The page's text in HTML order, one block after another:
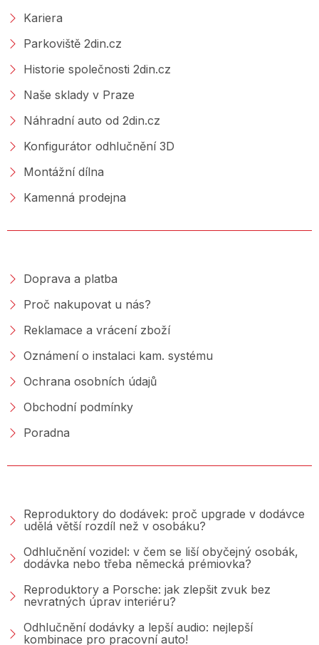
Kariera
Parkoviště 2din.cz
Historie společnosti 2din.cz
Naše sklady v Praze
Náhradní auto od 2din.cz
Konfigurátor odhlučnění 3D
Montážní dílna
Kamenná prodejna
Doprava a platba
Proč nakupovat u nás?
Reklamace a vrácení zboží
Oznámení o instalaci kam. systému
Ochrana osobních údajů
Obchodní podmínky
Poradna
Reproduktory do dodávek: proč upgrade v dodávce
udělá větší rozdíl než v osobáku?
Odhlučnění vozidel: v čem se liší obyčejný osobák,
dodávka nebo třeba německá prémiovka?
Reproduktory a Porsche: jak zlepšit zvuk bez
nevratných úprav interiéru?
Odhlučnění dodávky a lepší audio: nejlepší
kombinace pro pracovní auto!